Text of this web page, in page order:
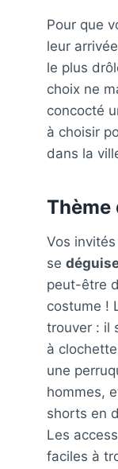
Pour que
leur
le plus
choix ne
concocté
à choisir
dans la
Thème
Vos
se
peut-être
costume !
trouver : il
à
une
hommes,
shorts en
Les
faciles à